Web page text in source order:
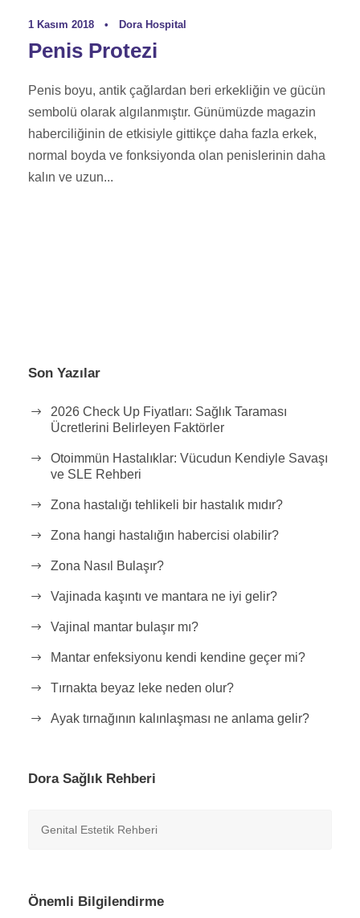
1 Kasım 2018 • Dora Hospital
Penis Protezi
Penis boyu, antik çağlardan beri erkekliğin ve gücün
sembolü olarak algılanmıştır. Günümüzde magazin
haberciliğinin de etkisiyle gittikçe daha fazla erkek,
normal boyda ve fonksiyonda olan penislerinin daha
kalın ve uzun...
Son Yazılar
2026 Check Up Fiyatları: Sağlık Taraması
Ücretlerini Belirleyen Faktörler
Otoimmün Hastalıklar: Vücudun Kendiyle Savaşı
ve SLE Rehberi
Zona hastalığı tehlikeli bir hastalık mıdır?
Zona hangi hastalığın habercisi olabilir?
Zona Nasıl Bulaşır?
Vajinada kaşıntı ve mantara ne iyi gelir?
Vajinal mantar bulaşır mı?
Mantar enfeksiyonu kendi kendine geçer mi?
Tırnakta beyaz leke neden olur?
Ayak tırnağının kalınlaşması ne anlama gelir?
Dora Sağlık Rehberi
Önemli Bilgilendirme